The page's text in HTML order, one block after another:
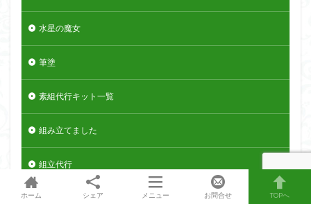
水星の魔女
筆塗
素組代行キット一覧
組み立てました
組立代行
装甲娘
ホーム シェア メニュー お問合せ TOPへ